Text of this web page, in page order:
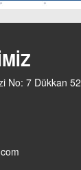
No: 7 Dükkan 52